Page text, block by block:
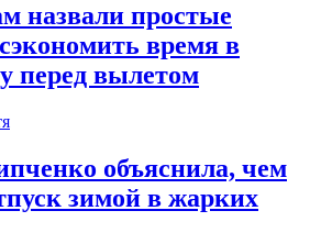
назвали простые
время в
перед вылетом
объяснила, чем
зимой в жарких